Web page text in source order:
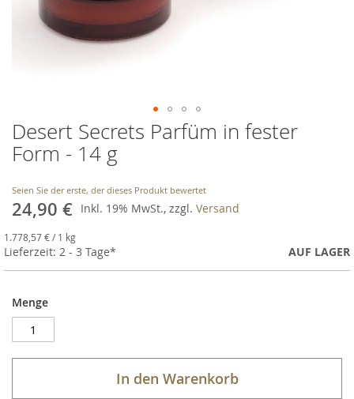
Skip
to
the
of
the
images
gallery
Desert Secrets Parfüm in fester
Form - 14 g
Seien Sie der erste, der dieses Produkt bewertet
24,90 € Inkl. 19% MwSt., zzgl. Versand
1.778,57 €/ 1 kg
AUF LAGER
Lieferzeit: 2 - 3 Tage*
Menge
In den Warenkorb